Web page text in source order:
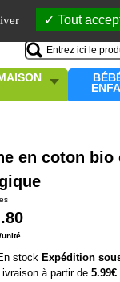
Tout
en coton
.80
/unité
stock Expédition
à partir de 5.99€